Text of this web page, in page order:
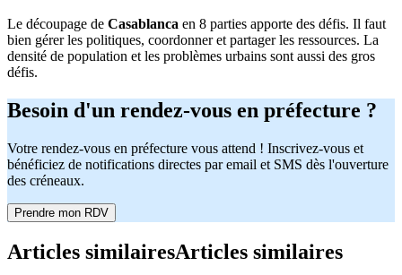
Le découpage de Casablanca en 8 parties apporte des défis. Il faut
bien gérer les politiques, coordonner et partager les ressources. La
densité de population et les problèmes urbains sont aussi des gros
défis.
Besoin d'un rendez-vous en préfecture ?
Votre rendez-vous en préfecture vous attend ! Inscrivez-vous et
bénéficiez de notifications directes par email et SMS dès l'ouverture
des créneaux.
Prendre mon RDV
Articles similairesArticles similaires